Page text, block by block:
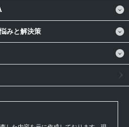
みと解決策